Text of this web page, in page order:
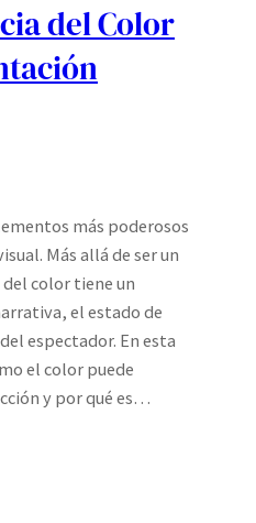
del Color
más poderosos
Más allá de ser un
color tiene un
el estado de
espectador. En esta
el color puede
y por qué es…